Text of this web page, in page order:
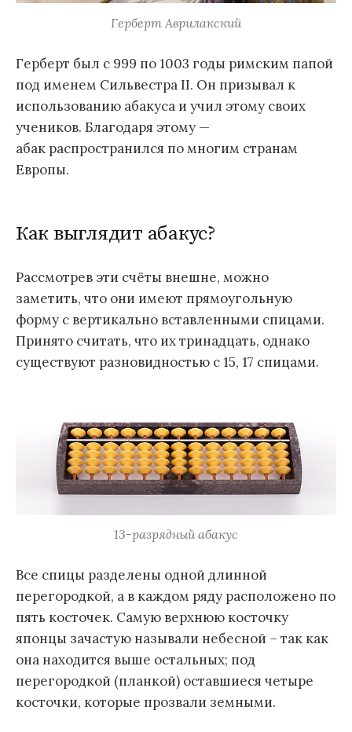
Герберт Аврилакский
Герберт был с 999 по 1003 годы римским папой
под именем Сильвестра II. Он призывал к
использованию абакуса и учил этому своих
учеников. Благодаря этому —
абак распространился по многим странам
Европы.
Как выглядит абакус?
Рассмотрев эти счёты внешне, можно
заметить, что они имеют прямоугольную
форму с вертикально вставленными спицами.
Принято считать, что их тринадцать, однако
существуют разновидностью с 15, 17 спицами.
13-разрядный абакус
Все спицы разделены одной длинной
перегородкой, а в каждом ряду расположено по
пять косточек. Самую верхнюю косточку
японцы зачастую называли небесной – так как
она находится выше остальных; под
перегородкой (планкой) оставшиеся четыре
косточки, которые прозвали земными.